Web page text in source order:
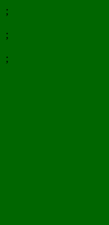
;
;
;